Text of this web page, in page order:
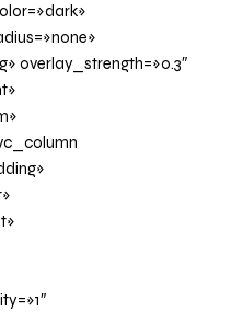
overlay_strength=»0.3″